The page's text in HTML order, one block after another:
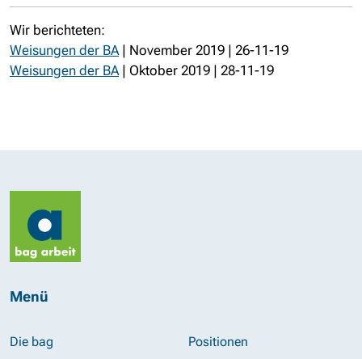
Wir berichteten:
Weisungen der BA| November 2019 | 26-11-19
Weisungen der BA| Oktober 2019 | 28-11-19
Menü
Die bag
Positionen